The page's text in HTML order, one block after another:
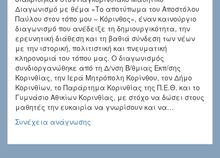
Διαγωνισμό με θέμα «Το αποτύπωμα του Αποστόλου
Παύλου στον τόπο μου – Κόρινθος», έναν καινούργιο
διαγωνισμό που ανέδειξε τη δημιουργικότητα, την
ερευνητική διάθεση και τη βαθιά σύνδεση των νέων
με την ιστορική, πολιτιστική και πνευματική
κληρονομιά του τόπου μας. Ο διαγωνισμός
συνδιοργανώθηκε από τη Δ/νση Β/θμιας Εκπ/σης
Κορινθίας, την Ιερά Μητρόπολη Κορίνθου, τον Δήμο
Κορινθίων, το Παράρτημα Κορινθίας της Π.Ε.Θ. και το
Γυμνάσιο Αθικίων Κορινθίας, με στόχο να δώσει στους
μαθητές την ευκαιρία να γνωρίσουν και να…
Συνέχεια ανάγνωσης